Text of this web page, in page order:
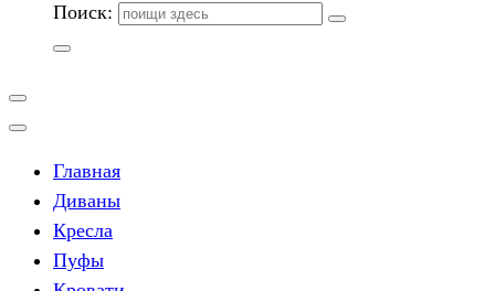
Поиск:
Главная
Диваны
Кресла
Пуфы